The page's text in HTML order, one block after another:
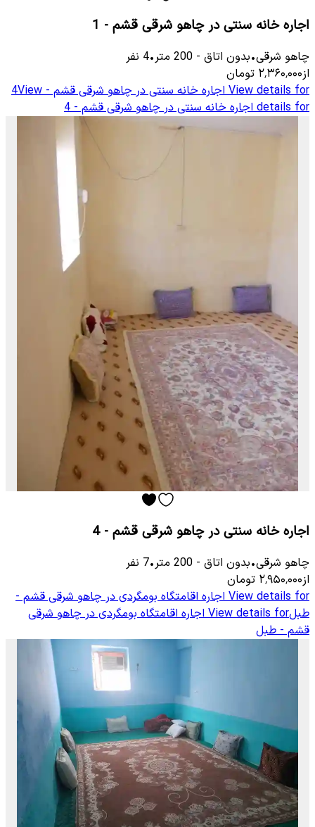
اجاره خانه سنتی در چاهو شرقی قشم - 1
چاهو شرقی•بدون اتاق -
200 متر•
4 نفر
از۲٬۳۶۰٬۰۰۰ تومان
View details for اجاره خانه سنتی در چاهو شرقی قشم - 4View
details for اجاره خانه سنتی در چاهو شرقی قشم - 4
اجاره خانه سنتی در چاهو شرقی قشم - 4
چاهو شرقی•بدون اتاق -
200 متر•
7 نفر
از۲٬۹۵۰٬۰۰۰ تومان
View details for اجاره اقامتگاه بومگردی در چاهو شرقی قشم -
طبلView details for اجاره اقامتگاه بومگردی در چاهو شرقی
قشم - طبل